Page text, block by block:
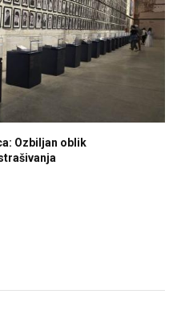
Ozbiljan oblik